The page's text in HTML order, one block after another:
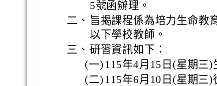
5號函辦理。
二、 旨揭課程係為培力生命教
以下學校教師。
三、 研習資訊如下：
(一) 115年4月15日(星期三)
(二) 115年6月10日(星期三